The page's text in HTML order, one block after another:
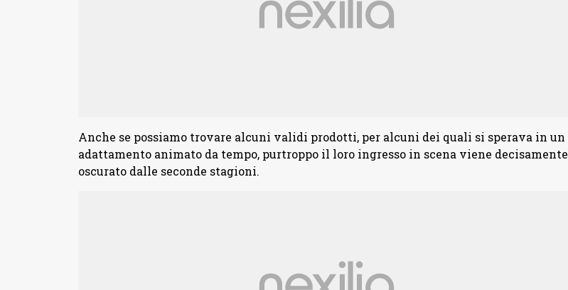
Anche se possiamo trovare alcuni validi prodotti, per alcuni dei quali si sperava in un
adattamento animato da tempo, purtroppo il loro ingresso in scena viene decisamente
oscurato dalle seconde stagioni.